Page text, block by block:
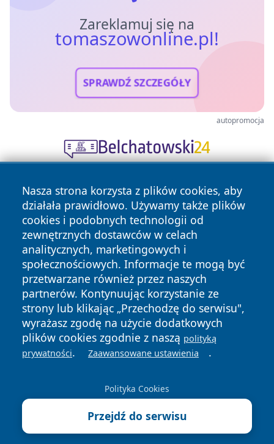
Zareklamuj się na
tomaszowonline.pl!
SPRAWDŹ SZCZEGÓŁY
autopromocja
Nasza strona korzysta z plików cookies, aby
działała prawidłowo. Używamy także plików
cookies i podobnych technologii od
zewnętrznych dostawców w celach
analitycznych, marketingowych i
społecznościowych. Informacje te mogą być
przetwarzane również przez naszych
partnerów. Kontynuując korzystanie ze
strony lub klikając „Przechodzę do serwisu",
wyrażasz zgodę na użycie dodatkowych
plików cookies zgodnie z naszą polityką
prywatności. Zaawansowane ustawienia .
Polityka Cookies
Przejdź do serwisu
Copyright © 2026 tomaszowonline.pl Wszystkie prawa
zastrzeżone.
News Autorzy
Polityka
Prywatności
Polityka
Cookies